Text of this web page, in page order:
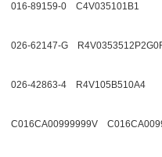
016-89159-0 C4V035101B1
026-62147-G
026-42863-4 R4V105B510A4
C016CA00999999V